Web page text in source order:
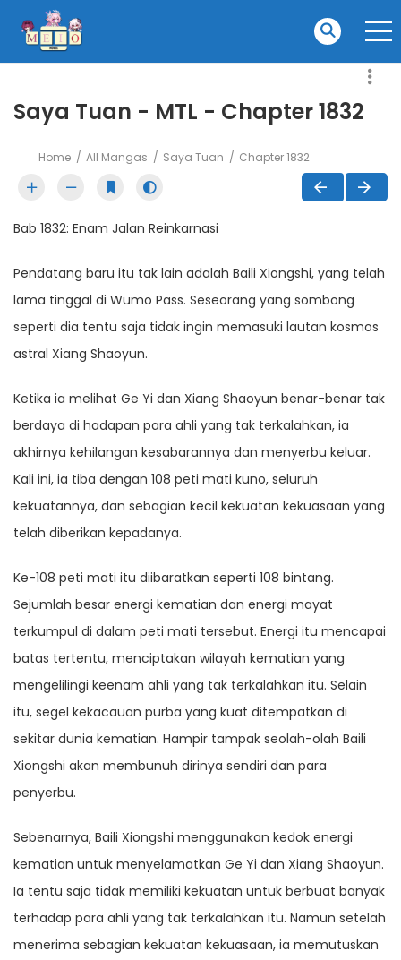
Saya Tuan - MTL - Chapter 1832
Home All Mangas Saya Tuan Chapter 1832
Bab 1832: Enam Jalan Reinkarnasi
Pendatang baru itu tak lain adalah Baili Xiongshi, yang telah
lama tinggal di Wumo Pass. Seseorang yang sombong
seperti dia tentu saja tidak ingin memasuki lautan kosmos
astral Xiang Shaoyun.
Ketika ia melihat Ge Yi dan Xiang Shaoyun benar-benar tak
berdaya di hadapan para ahli yang tak terkalahkan, ia
akhirnya kehilangan kesabarannya dan menyerbu keluar.
Kali ini, ia tiba dengan 108 peti mati kuno, seluruh
kekuatannya, dan sebagian kecil kekuatan kekuasaan yang
telah diberikan kepadanya.
Ke-108 peti mati itu diibaratkan seperti 108 bintang.
Sejumlah besar energi kematian dan energi mayat
terkumpul di dalam peti mati tersebut. Energi itu mencapai
batas tertentu, menciptakan wilayah kematian yang
mengelilingi keenam ahli yang tak terkalahkan itu. Selain
itu, segel kekacauan purba yang kuat ditempatkan di
sekitar dunia kematian. Hampir tampak seolah-olah Baili
Xiongshi akan membunuh dirinya sendiri dan para
penyerbu.
Sebenarnya, Baili Xiongshi menggunakan kedok energi
kematian untuk menyelamatkan Ge Yi dan Xiang Shaoyun.
Ia tentu saja tidak memiliki kekuatan untuk berbuat banyak
terhadap para ahli yang tak terkalahkan itu. Namun setelah
menerima sebagian kekuatan kekuasaan, ia memutuskan